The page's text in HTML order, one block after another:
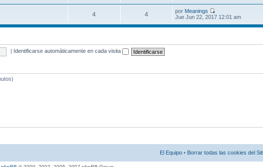
4 4 por Meanings
Jue Jun 22, 2017 12:01 am
Identificarse automáticamente en cada visita
El Equipo • Borrar todas las cookies del